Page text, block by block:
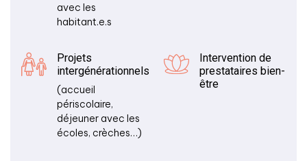
avec les
habitant.e.s
Projets
intergénérationnels
(accueil
périscolaire,
déjeuner avec les
écoles, crèches…)
Intervention de
prestataires bien-
être